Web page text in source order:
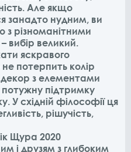
Але якщо
занадто нудним, ви
з різноманітними
вибір великий.
яскравого
потерпить колір
декор з елементами
підтримку
У східній філософії ця
рішучість,
Щура 2020
і друзям з глибоким